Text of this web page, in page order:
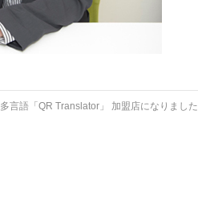
多言語「QR Translator」 加盟店になりました